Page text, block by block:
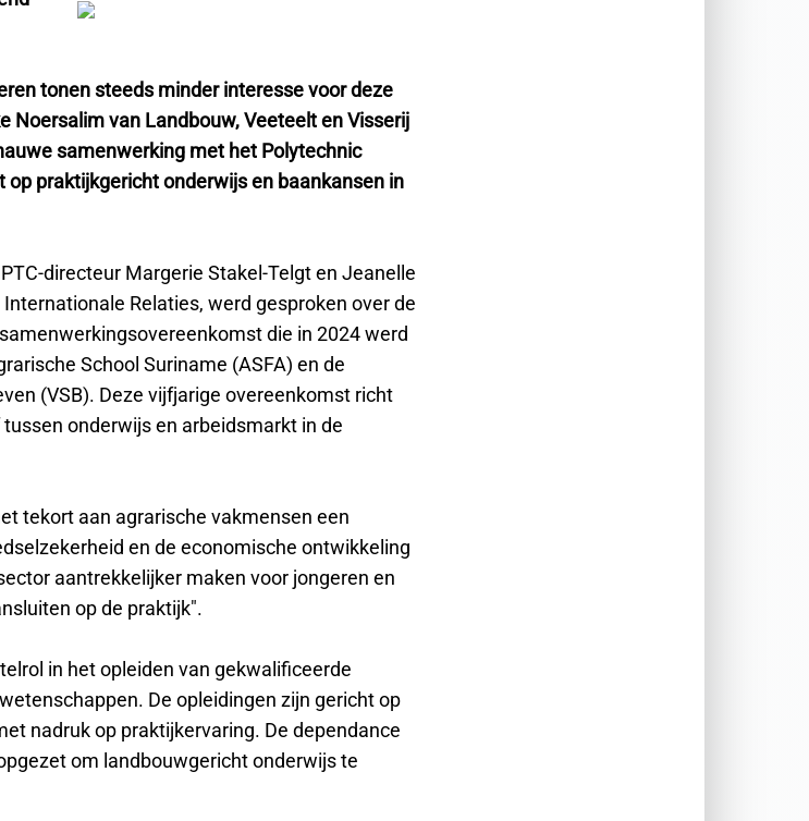
tonen steeds minder interesse voor deze
Noersalim van Landbouw, Veeteelt en Visserij
samenwerking met het Polytechnic
op praktijkgericht onderwijs en baankansen in
directeur Margerie Stakel-Telgt en Jeanelle
Relaties, werd gesproken over de
die in 2024 werd
School Suriname (ASFA) en de
(VSB). Deze vijfjarige overeenkomst richt
onderwijs en arbeidsmarkt in de
tekort aan agrarische vakmensen een
en de economische ontwikkeling
aantrekkelijker maken voor jongeren en
op de praktijk".
in het opleiden van gekwalificeerde
De opleidingen zijn gericht op
nadruk op praktijkervaring. De dependance
om landbouwgericht onderwijs te